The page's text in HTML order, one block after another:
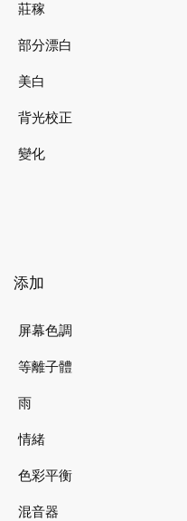
莊稼
部分漂白
美白
背光校正
變化
添加
屏幕色調
等離子體
雨
情緒
色彩平衡
混音器